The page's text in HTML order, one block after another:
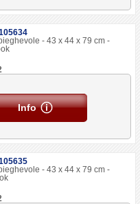
- 43 x 44 x 79 cm -
Info
- 43 x 44 x 79 cm -